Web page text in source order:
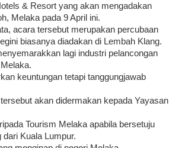
& Resort yang akan mengadakan
Melaka pada 9 April ini.
acara tersebut merupakan percubaan
biasanya diadakan di Lembah Klang.
lagi industri pelancongan
keuntungan tetapi tanggungjawab
akan didermakan kepada Yayasan
Tourism Melaka apabila bersetuju
Kuala Lumpur.